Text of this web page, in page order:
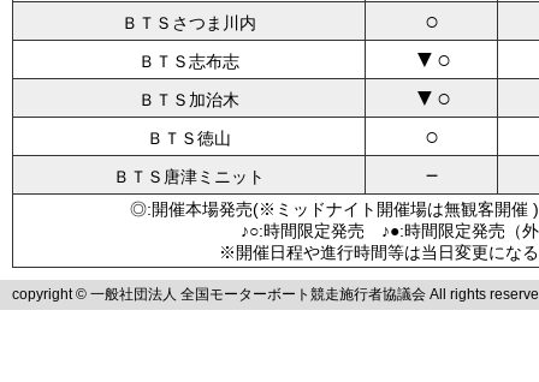
ＢＴＳさつま川内 ○
ＢＴＳ志布志 ▼○
ＢＴＳ加治木 ▼○
ＢＴＳ徳山 ○
ＢＴＳ唐津ミニット －
◎:開催本場発売(※ミッドナイト開催場は無観客
♪○:時間限定発売 ♪●:時間限定発売
※開催日程や進行時間等は当日変更にな
copyright © 一般社団法人 全国モーターボート競走施行者協議会 All rights